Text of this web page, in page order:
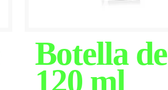
Botella de
120 ml